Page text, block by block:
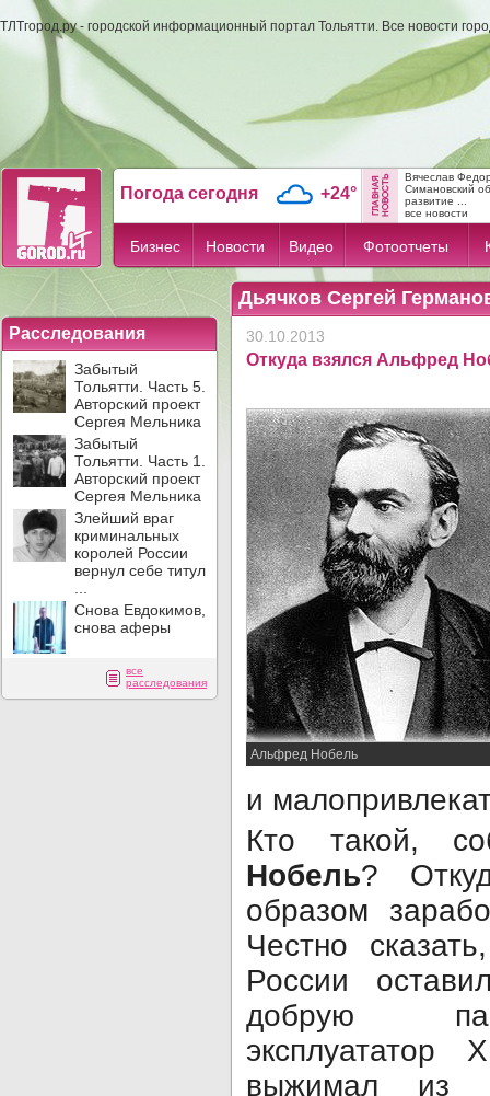
ТЛТгород.ру - городской информационный портал Тольятти. Все новости
Погода сегодня +24°
Вячеслав
Симановский
развитие ...
все новости
Бизнес Новости Видео Фотоотчеты
Расследования
Забытый
Тольятти. Часть 5.
Авторский проект
Сергея Мельника
Забытый
Тольятти. Часть 1.
Авторский проект
Сергея Мельника
Злейший враг
криминальных
королей России
вернул себе титул
Снова Евдокимов,
снова аферы
все
расследования
Дьячков Сергей
30.10.2013
Откуда взялся Альфред
Альфред Нобель
и
Кто такой,
Нобель?
образом
Честно
России
добрую
выжимал из